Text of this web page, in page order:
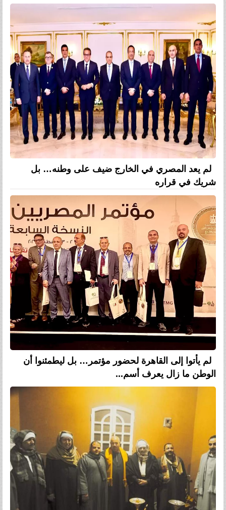
لم يعد المصري في الخارج ضيف على وطنه… بل
شريك في قراره
لم يأتوا إلى القاهرة لحضور مؤتمر… بل ليطمئنوا أن
الوطن ما زال يعرف أسم...